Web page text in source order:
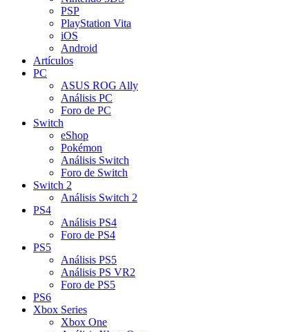
PSP
PlayStation Vita
iOS
Android
Artículos
PC
ASUS ROG Ally
Análisis PC
Foro de PC
Switch
eShop
Pokémon
Análisis Switch
Foro de Switch
Switch 2
Análisis Switch 2
PS4
Análisis PS4
Foro de PS4
PS5
Análisis PS5
Análisis PS VR2
Foro de PS5
PS6
Xbox Series
Xbox One